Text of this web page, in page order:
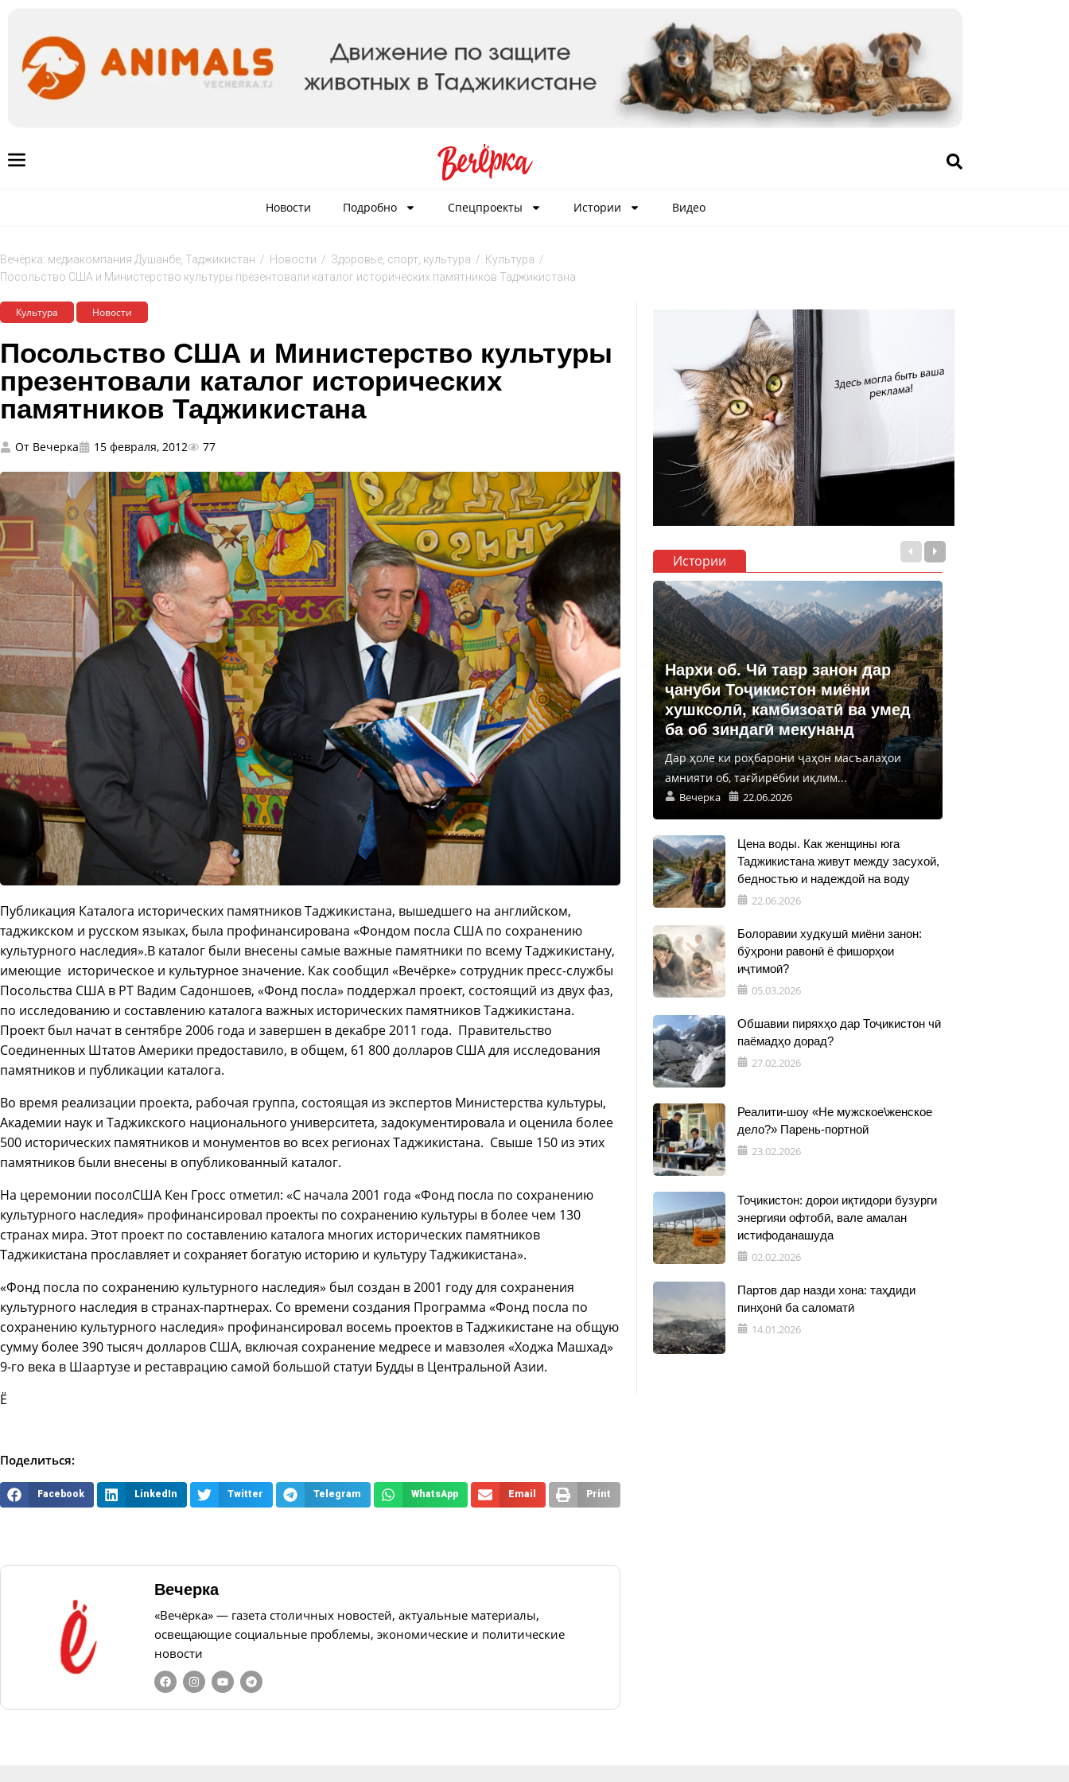
Новости Подробно Спецпроекты Истории Видео
Вечёрка: медиакомпания Душанбе, Таджикистан / Новости / Здоровье, спорт, культура / Культура /
Посольство США и Министерство культуры презентовали каталог исторических памятников Таджикистана
Культура Новости
Посольство США и Министерство культуры
презентовали каталог исторических
памятников Таджикистана
От Вечерка 15 февраля, 2012 77
Публикация Каталога исторических памятников Таджикистана, вышедшего на английском,
таджикском и русском языках, была профинансирована «Фондом посла США по сохранению
культурного наследия».В каталог были внесены самые важные памятники по всему Таджикистану,
имеющие историческое и культурное значение. Как сообщил «Вечёрке» сотрудник пресс-службы
Посольства США в РТ Вадим Садоншоев, «Фонд посла» поддержал проект, состоящий из двух фаз,
по исследованию и составлению каталога важных исторических памятников Таджикистана.
Проект был начат в сентябре 2006 года и завершен в декабре 2011 года. Правительство
Соединенных Штатов Америки предоставило, в общем, 61 800 долларов США для исследования
памятников и публикации каталога.
Во время реализации проекта, рабочая группа, состоящая из экспертов Министерства культуры,
Академии наук и Таджикского национального университета, задокументировала и оценила более
500 исторических памятников и монументов во всех регионах Таджикистана. Свыше 150 из этих
памятников были внесены в опубликованный каталог.
На церемонии посолСША Кен Гросс отметил: «С начала 2001 года «Фонд посла по сохранению
культурного наследия» профинансировал проекты по сохранению культуры в более чем 130
странах мира. Этот проект по составлению каталога многих исторических памятников
Таджикистана прославляет и сохраняет богатую историю и культуру Таджикистана».
«Фонд посла по сохранению культурного наследия» был создан в 2001 году для сохранения
культурного наследия в странах-партнерах. Со времени создания Программа «Фонд посла по
сохранению культурного наследия» профинансировал восемь проектов в Таджикистане на общую
сумму более 390 тысяч долларов США, включая сохранение медресе и мавзолея «Ходжа Машхад»
9-го века в Шаартузе и реставрацию самой большой статуи Будды в Центральной Азии.
Ё
Поделиться:
Facebook LinkedIn Twitter Telegram WhatsApp Email Print
Вечерка
«Вечёрка» — газета столичных новостей, актуальные материалы,
освещающие социальные проблемы, экономические и политические
новости
Истории
Нархи об. Чӣ тавр занон дар
ҷануби Тоҷикистон миёни
хушксолӣ, камбизоатӣ ва умед
ба об зиндагӣ мекунанд
Дар ҳоле ки роҳбарони ҷаҳон масъалаҳои
амнияти об, тағйирёбии иқлим...
Вечерка 22.06.2026
Цена воды. Как женщины юга
Таджикистана живут между засухой,
бедностью и надеждой на воду
22.06.2026
Болоравии худкушӣ миёни занон:
бӯҳрони равонӣ ё фишорҳои
иҷтимоӣ?
05.03.2026
Обшавии пиряхҳо дар Тоҷикистон чӣ
паёмадҳо дорад?
27.02.2026
Реалити-шоу «Не мужское\женское
дело?» Парень-портной
23.02.2026
Тоҷикистон: дорои иқтидори бузурги
энергияи офтобӣ, вале амалан
истифоданашуда
02.02.2026
Партов дар назди хона: таҳдиди
пинҳонӣ ба саломатӣ
14.01.2026